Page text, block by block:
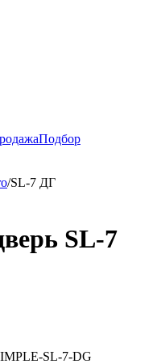
Подбор
/SL-7 ДГ
SL-7
SL-7-DG